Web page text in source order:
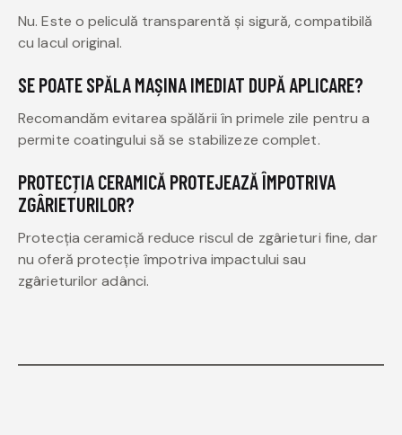
Nu. Este o peliculă transparentă și sigură, compatibilă
cu lacul original.
SE POATE SPĂLA MAȘINA IMEDIAT DUPĂ APLICARE?
Recomandăm evitarea spălării în primele zile pentru a
permite coatingului să se stabilizeze complet.
PROTECȚIA CERAMICĂ PROTEJEAZĂ ÎMPOTRIVA
ZGÂRIETURILOR?
Protecția ceramică reduce riscul de zgârieturi fine, dar
nu oferă protecție împotriva impactului sau
zgârieturilor adânci.